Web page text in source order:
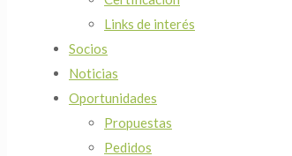
Links de interés
Socios
Noticias
Oportunidades
Propuestas
Pedidos